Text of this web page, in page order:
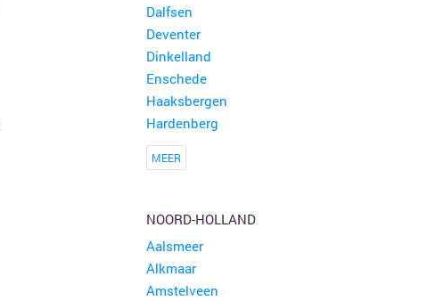
Dalfsen
Deventer
Dinkelland
Enschede
Haaksbergen
Hardenberg
MEER
NOORD-HOLLAND
Aalsmeer
Alkmaar
Amstelveen